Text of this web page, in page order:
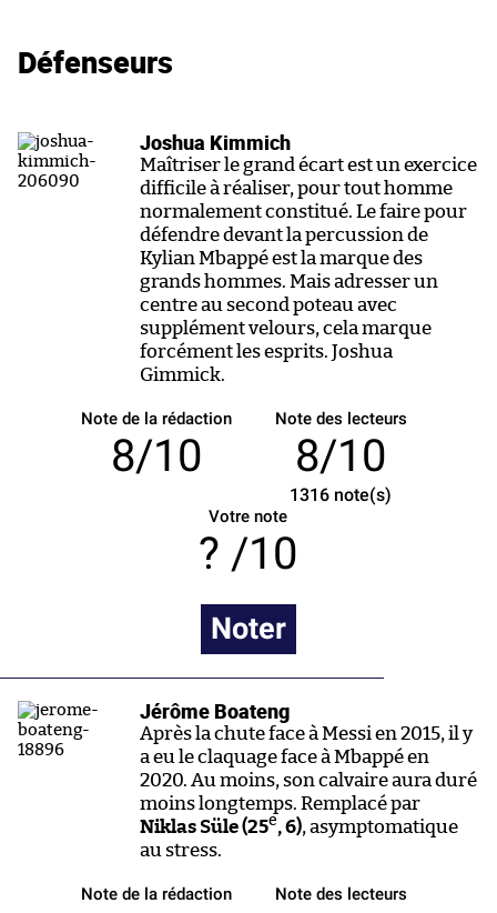
Défenseurs
Joshua Kimmich
Maîtriser le grand écart est un exercice
difficile à réaliser, pour tout homme
normalement constitué. Le faire pour
défendre devant la percussion de
Kylian Mbappé est la marque des
grands hommes. Mais adresser un
centre au second poteau avec
supplément velours, cela marque
forcément les esprits. Joshua
Gimmick.
Note de la rédaction
8/10
Note des lecteurs
8/10
1316 note(s)
Votre note
/10
Noter
Jérôme Boateng
Après la chute face à Messi en 2015, il y
a eu le claquage face à Mbappé en
2020. Au moins, son calvaire aura duré
moins longtemps. Remplacé par
Niklas Süle (25e, 6), asymptomatique
au stress.
Note de la rédaction Note des lecteurs